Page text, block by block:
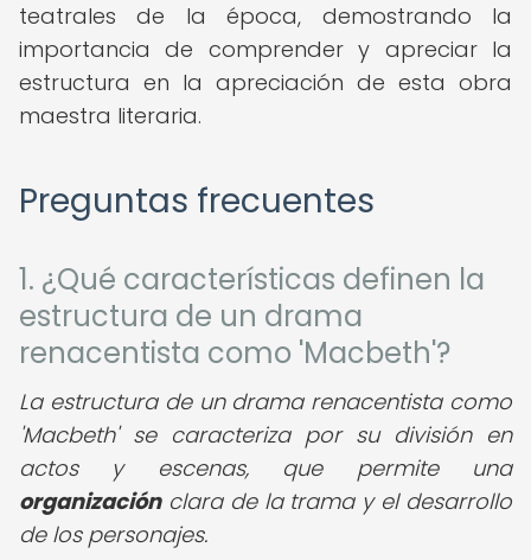
teatrales de la época, demostrando la
importancia de comprender y apreciar la
estructura en la apreciación de esta obra
maestra literaria.
Preguntas frecuentes
1. ¿Qué características definen la
estructura de un drama
renacentista como 'Macbeth'?
La estructura de un drama renacentista como
'Macbeth' se caracteriza por su división en
actos y escenas, que permite una
organizaciónclara de la trama y el desarrollo
de los personajes.